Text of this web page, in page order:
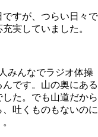
すが、つらい日々で
実していました。
みんなでラジオ体操
です。山の奥にある
た。でも山道だから
吐くものもないのに